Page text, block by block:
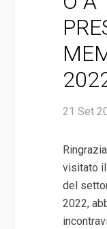
21 Set
visitato
del
2022,